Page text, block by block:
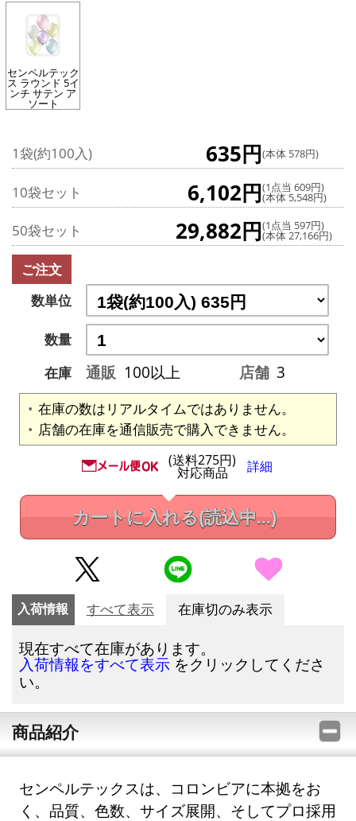
センペルテック
ス ラウンド 5イ
ンチ サテン ア
ソート
1袋(約100入) 635円(本体 578円)
10袋セット 6,102円(1点当 609円)
(本体 5,548円)
50袋セット 29,882円(1点当 597円)
(本体 27,166円)
ご注文
数単位
数量
在庫
通販 100以上 店舗 3
在庫の数はリアルタイムではありません。
店舗の在庫を通信販売で購入できません。
(送料275円)
対応商品 詳細
カートに入れる(読込中...)
入荷情報 すべて表示 在庫切のみ表示
現在すべて在庫があります。
入荷情報をすべて表示 をクリックしてくださ
い。
商品紹介
センペルテックスは、コロンビアに本拠をお
く、品質、色数、サイズ展開、そしてプロ採用